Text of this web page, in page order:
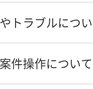
【ワークスペース容量拡
【有料サービス】決済失
クレジットカード情報の
案件から画像以外のファ
「登録番号」の「かな」
案件に担当者を割り当て
新着案件と未決案件の違
案件情報や画像を印刷し
トラブルについ
「共有先に登録した店舗
件操作について